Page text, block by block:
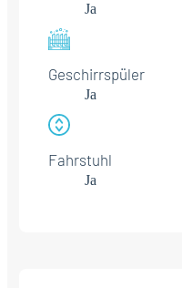
Ja
Geschirrspüler
Ja
Fahrstuhl
Ja